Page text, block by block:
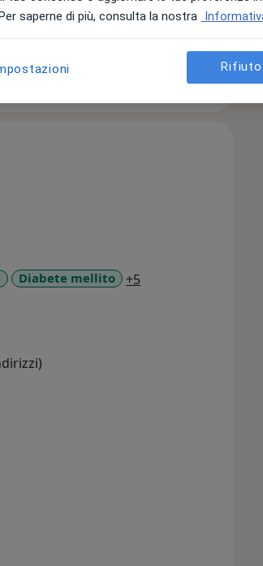
Diabete mellito +5
saperne di più, consulta la nostra
Rifiuto